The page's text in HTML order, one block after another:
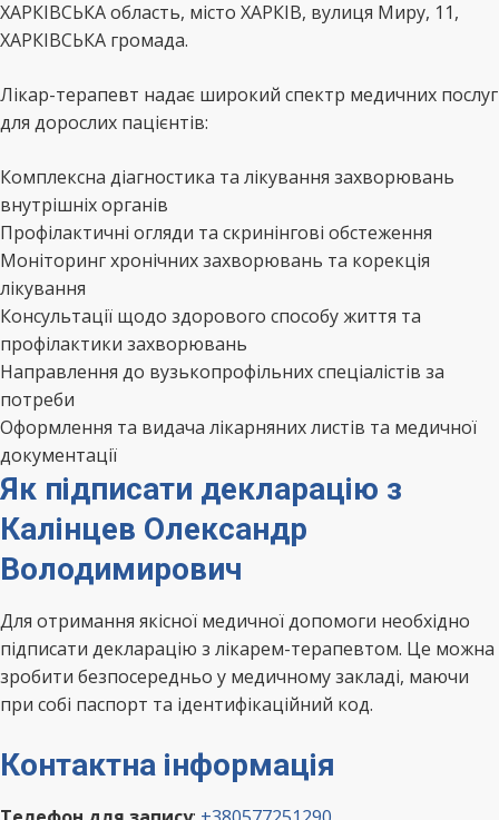
ХАРКІВСЬКА область, місто ХАРКІВ, вулиця Миру, 11,
ХАРКІВСЬКА громада.
Лікар-терапевт надає широкий спектр медичних послуг
для дорослих пацієнтів:
Комплексна діагностика та лікування захворювань
внутрішніх органів
Профілактичні огляди та скринінгові обстеження
Моніторинг хронічних захворювань та корекція
лікування
Консультації щодо здорового способу життя та
профілактики захворювань
Направлення до вузькопрофільних спеціалістів за
потреби
Оформлення та видача лікарняних листів та медичної
документації
Як підписати декларацію з
Калінцев Олександр
Володимирович
Для отримання якісної медичної допомоги необхідно
підписати декларацію з лікарем-терапевтом. Це можна
зробити безпосередньо у медичному закладі, маючи
при собі паспорт та ідентифікаційний код.
Контактна інформація